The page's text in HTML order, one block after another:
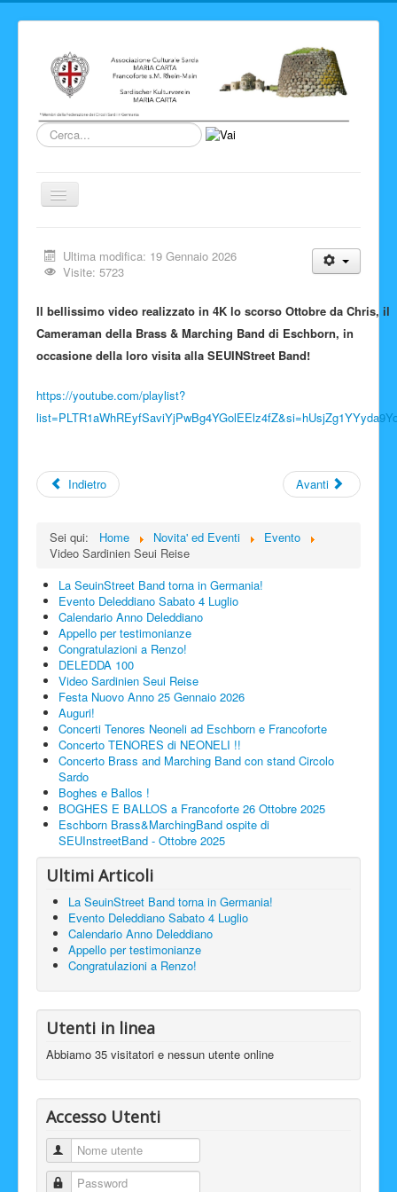
Cerca...
Cambia
Novita' ed Eventi
Storia del Circolo
Sardegna
Info e link
Facebook
Ultima modifica: 19 Gennaio 2026
Visite: 5723
Il bellissimo video realizzato in 4K lo scorso Ottobre da Chris, il
Cameraman della Brass & Marching Band di Eschborn, in
occasione della loro visita alla SEUINStreet Band!
https://youtube.com/playlist?
Indietro Avanti
Sei qui: Home Novita' ed Eventi
Evento
Video Sardinien Seui Reise
La SeuinStreet Band torna in Germania!
Evento Deleddiano Sabato 4 Luglio
Calendario Anno Deleddiano
Appello per testimonianze
Congratulazioni a Renzo!
DELEDDA 100
Video Sardinien Seui Reise
Festa Nuovo Anno 25 Gennaio 2026
Auguri!
Concerti Tenores Neoneli ad Eschborn e Francoforte
Concerto TENORES di NEONELI !!
Concerto Brass and Marching Band con stand Circolo
Sardo
Boghes e Ballos !
BOGHES E BALLOS a Francoforte 26 Ottobre 2025
Eschborn Brass&MarchingBand ospite di
SEUInstreetBand - Ottobre 2025
Ultimi Articoli
La SeuinStreet Band torna in Germania!
Evento Deleddiano Sabato 4 Luglio
Calendario Anno Deleddiano
Appello per testimonianze
Congratulazioni a Renzo!
Utenti in linea
Abbiamo 35 visitatori e nessun utente online
Accesso Utenti
Nome utente
Password